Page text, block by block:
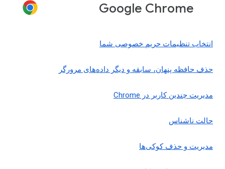
Google Chrome
انتخاب تنظیمات حریم خصوصی شما
حذف حافظه پنهان، سابقه و دیگر داده‌های مرورگر
مدیریت چندین کاربر در Chrome
حالت ناشناس
مدیریت و حذف کوکی‌ها